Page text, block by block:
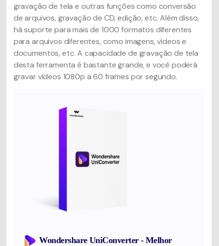
gravação de tela e outras funções como conversão
de arquivos, gravação de CD, edição, etc. Além disso,
há suporte para mais de 1000 formatos diferentes
para arquivos diferentes, como imagens, vídeos e
documentos, etc. A capacidade de gravação de tela
desta ferramenta é bastante grande, e você poderá
gravar vídeos 1080p a 60 frames por segundo.
Wondershare UniConverter - Melhor